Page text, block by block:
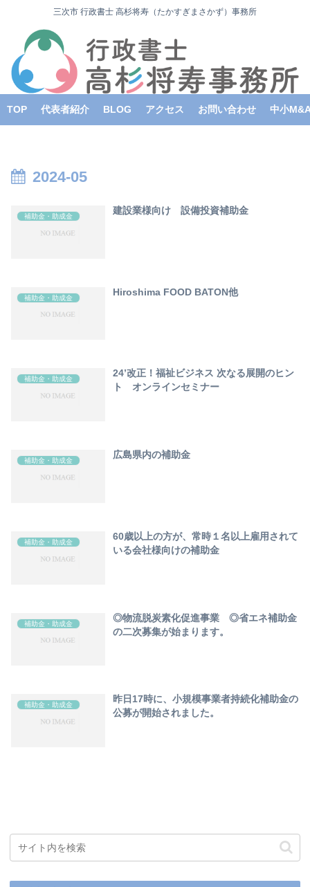
三次市 行政書士 高杉将寿（たかすぎまさかず）事務所
TOP 代表者紹介 BLOG アクセス お問い合わせ 中小
2024-05
補助金・助成金
建設業様向け 設備投資補助金
補助金・助成金
Hiroshima FOOD BATON他
補助金・助成金
24’改正！福祉ビジネス 次なる展開のヒン
ト オンラインセミナー
補助金・助成金
広島県内の補助金
補助金・助成金
60歳以上の方が、常時１名以上雇用されて
いる会社様向けの補助金
補助金・助成金
◎物流脱炭素化促進事業 ◎省エネ補助金
の二次募集が始まります。
補助金・助成金
昨日17時に、小規模事業者持続化補助金の
公募が開始されました。